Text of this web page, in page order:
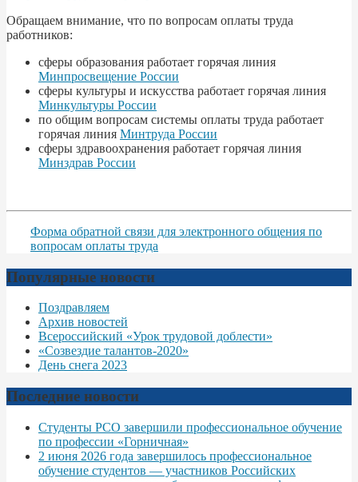
Обращаем внимание, что по вопросам оплаты труда
работников:
сферы образования работает горячая линия
Минпросвещение России
сферы культуры и искусства работает горячая линия
Минкультуры России
по общим вопросам системы оплаты труда работает
горячая линия Минтруда России
сферы здравоохранения работает горячая линия
Минздрав России
Форма обратной связи для электронного общения по
вопросам оплаты труда
Популярные новости
Поздравляем
Архив новостей
Всероссийский «Урок трудовой доблести»
«Созвездие талантов-2020»
День снега 2023
Последние новости
Студенты РСО завершили профессиональное обучение
по профессии «Горничная»
2 июня 2026 года завершилось профессиональное
обучение студентов — участников Российских